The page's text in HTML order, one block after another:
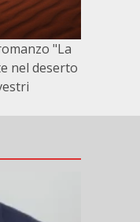
"La
nel deserto